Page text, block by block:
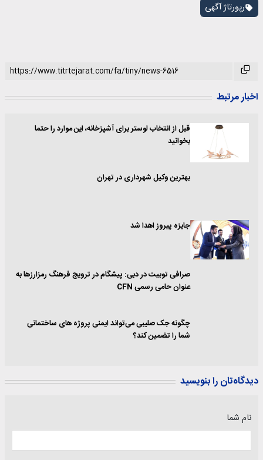
رپورتاژ آگهی
اخبار مرتبط
قبل از انتخاب لوستر برای آشپزخانه، این موارد را حتما
بخوانید
بهترین وکیل شهرداری در تهران
جایزه پیروز اهدا شد
صرافی توبیت در دبی: پیشگام در ترویج فرهنگ رمزارزها به
عنوان حامی رسمی CFN
چگونه جک صلیبی می‌تواند ایمنی پروژه های ساختمانی
شما را تضمین کند؟
دیدگاه‌تان را بنویسید
نام شما